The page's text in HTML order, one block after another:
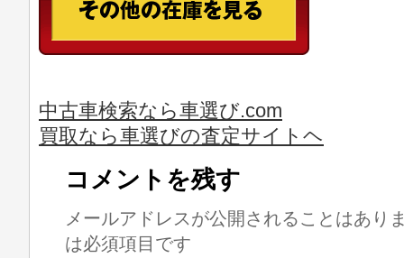
中古車検索なら車選び.com
買取なら車選びの査定サイトヘ
コメントを残す
メールアドレスが公開されることはあり
は必須項目です